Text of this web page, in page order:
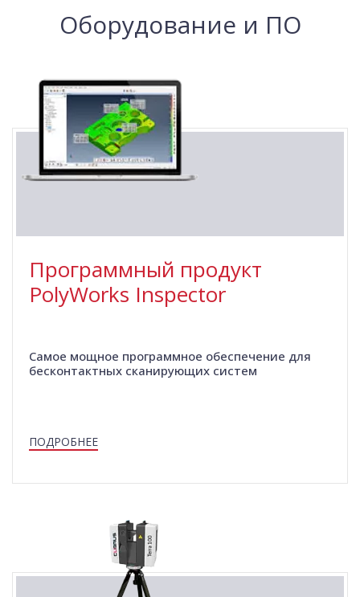
Оборудование и ПО
Программный продукт
PolyWorks Inspector
Самое мощное программное обеспечение для
бесконтактных сканирующих систем
ПОДРОБНЕЕ